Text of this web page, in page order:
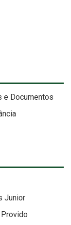
e Documentos
Junior
Provido